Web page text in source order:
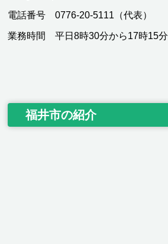
電話番号 0776-20-5111（代表）
業務時間 平日8時30分から17時15分
福井市の紹介